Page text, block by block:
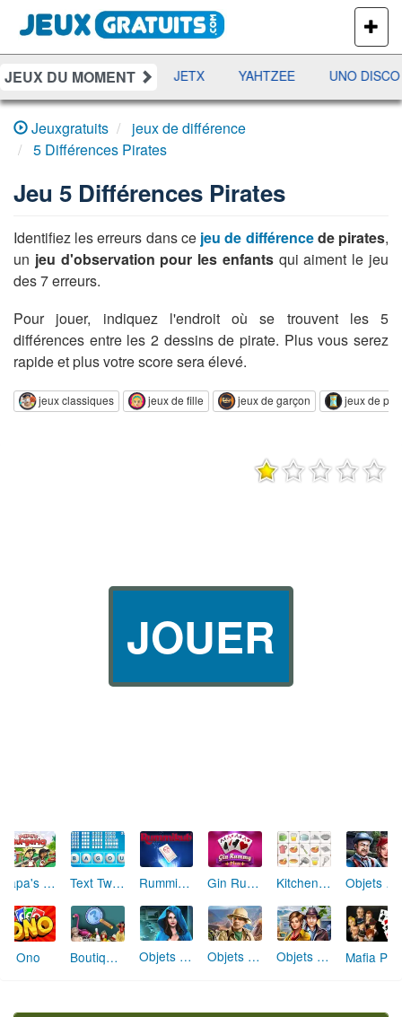
PLUS
DE
JEUX
JEUX DU MOMENT
DAMES RAMI JETX YAHTZEE UNO DISCO
Jeuxgratuits
jeux de différence
5 Différences Pirates
Jeu 5 Différences Pirates
Identifiez les erreurs dans ce jeu de différencede pirates,
un jeu d'observation pour les enfantsqui aiment le jeu
des 7 erreurs.
Pour jouer, indiquez l'endroit où se trouvent les 5
différences entre les 2 dessins de pirate. Plus vous serez
rapide et plus votre score sera élevé.
jeux classiques jeux de fille jeux de garçon jeux de
JOUER
Papa's Burgeria Text Twist 2 Rummikub Gin Rummy Plus Kitchen Mahjong Classic Objets Cachés Restes cachés
Ono Boutique aux Trésors Objets Cachés L'Heure Sombre Objets Cachés Plus qu'une Légende Objets Cachés Ruée vers l'Or